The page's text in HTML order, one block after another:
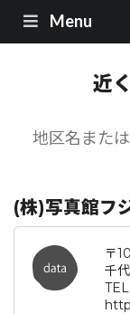
Menu
近
(株)写真館フ
〒
千